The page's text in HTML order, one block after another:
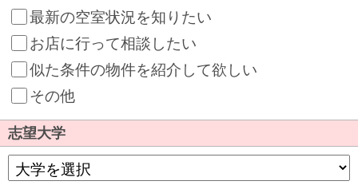
最新の空室状況を知りたい
お店に行って相談したい
似た条件の物件を紹介して欲しい
その他
志望大学